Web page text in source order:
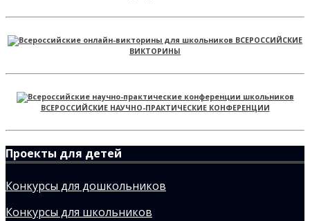
ВСЕРОССИЙСКИЕ
ВИКТОРИНЫ
ВСЕРОССИЙСКИЕ НАУЧНО-ПРАКТИЧЕСКИЕ КОНФЕРЕНЦИИ
Проекты для детей
Конкурсы для дошкольников
Конкурсы для школьников